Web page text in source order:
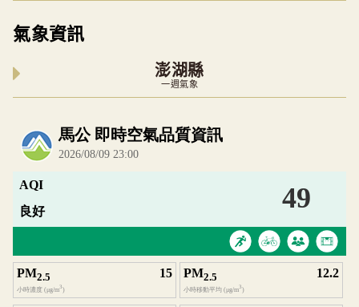
氣象資訊
澎湖縣
一週氣象
內嵌空氣品質小工具為視覺預覽，完整即時空